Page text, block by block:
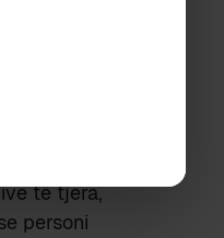
me
të tjera,
personi